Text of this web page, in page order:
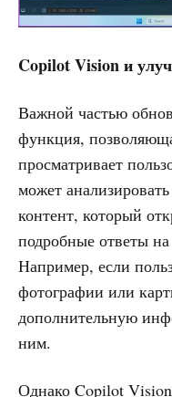
Copilot Vision и
Важной частью
функция,
просматривает
может
контент, который
подробные ответы
Например, если
фотографии или
дополнительную
ним.
Однако Copilot Vision